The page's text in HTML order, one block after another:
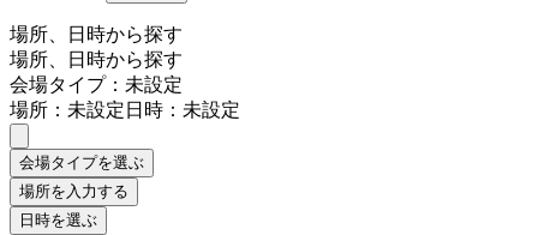
場所、日時から探す
場所、日時から探す
会場タイプ：未設定
場所：未設定日時：未設定
会場タイプを選ぶ
場所を入力する
日時を選ぶ